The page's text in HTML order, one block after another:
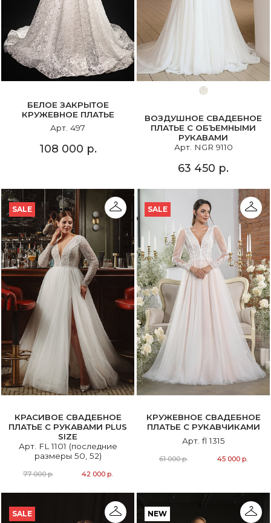
БЕЛОЕ ЗАКРЫТОЕ
КРУЖЕВНОЕ ПЛАТЬЕ
Арт. 497
108 000 р.
ВОЗДУШНОЕ СВАДЕБНОЕ
ПЛАТЬЕ С ОБЪЕМНЫМИ
РУКАВАМИ
Арт. NGR 9110
63 450 р.
SALE
КРАСИВОЕ СВАДЕБНОЕ
ПЛАТЬЕ С РУКАВАМИ PLUS
SIZE
Арт. FL 1101 (последние
размеры 50, 52)
77 000 р. 42 000 р.
SALE
КРУЖЕВНОЕ СВАДЕБНОЕ
ПЛАТЬЕ С РУКАВЧИКАМИ
Арт. fl 1315
61 000 р. 45 000 р.
SALE NEW